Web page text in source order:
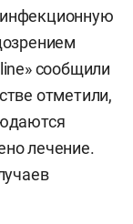
сообщили
отметили,
лечение.